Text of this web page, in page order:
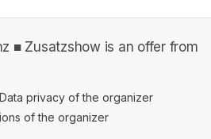
■ Zusatzshow is an offer from
in a new tab)
Data privacy of the organizer
of the organizer